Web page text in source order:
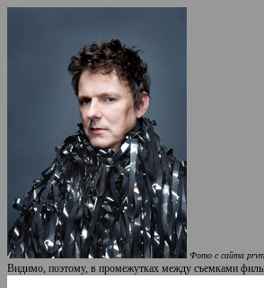
Фото с сайта
Видимо, поэтому, в промежутках между съемками